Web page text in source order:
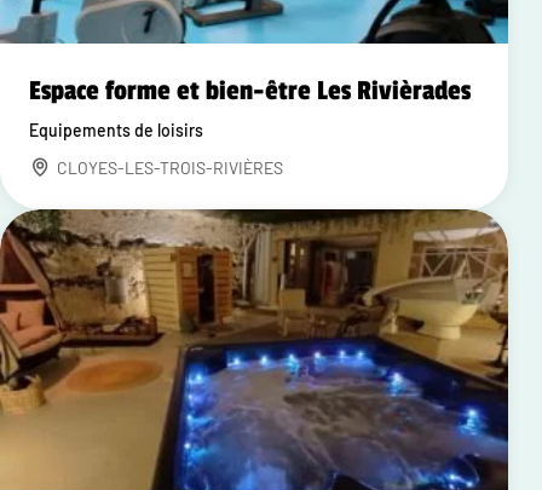
Espace forme et bien-être Les Rivièrades
Equipements de loisirs
CLOYES-LES-TROIS-RIVIÈRES